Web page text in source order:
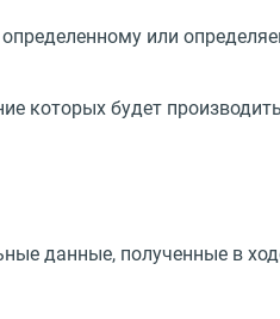
или
которых будет
данные, полученные в